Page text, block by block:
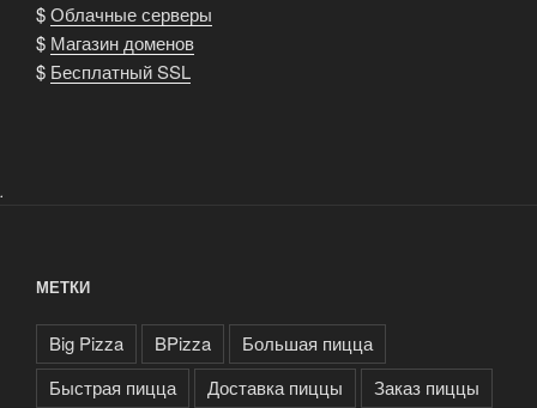
$Облачные серверы
$ Магазин доменов
$ Бесплатный SSL
.
МЕТКИ
Big Pizza BPizza
Большая пицца
Быстрая пицца
Доставка пиццы
Заказ пиццы